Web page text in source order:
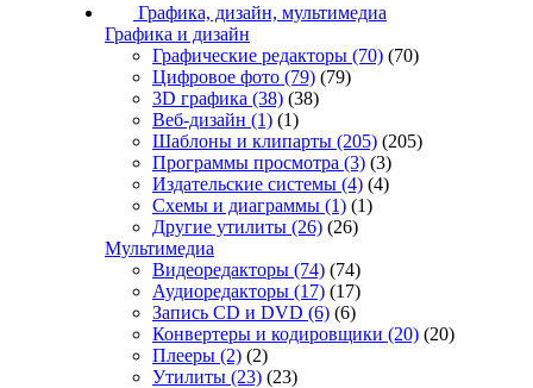
Графика, дизайн, мультимедиа
Графика и дизайн
Графические редакторы (70) (70)
Цифровое фото (79) (79)
3D графика (38) (38)
Веб-дизайн (1) (1)
Шаблоны и клипарты (205) (205)
Программы просмотра (3) (3)
Издательские системы (4) (4)
Схемы и диаграммы (1) (1)
Другие утилиты (26) (26)
Мультимедиа
Видеоредакторы (74) (74)
Аудиоредакторы (17) (17)
Запись CD и DVD (6) (6)
Конвертеры и кодировщики (20) (20)
Плееры (2) (2)
Утилиты (23) (23)